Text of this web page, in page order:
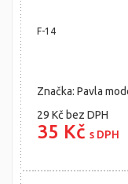
F-14
Značka: Pavla
29 Kč bez DPH
35 Kč s DPH